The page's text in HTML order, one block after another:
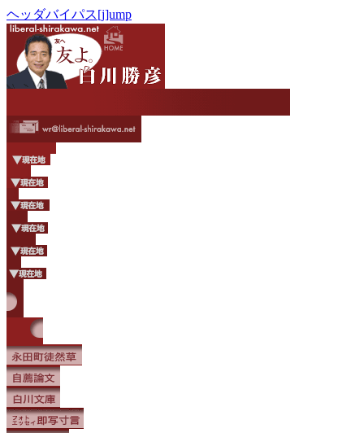
ヘッダバイパス[j]ump